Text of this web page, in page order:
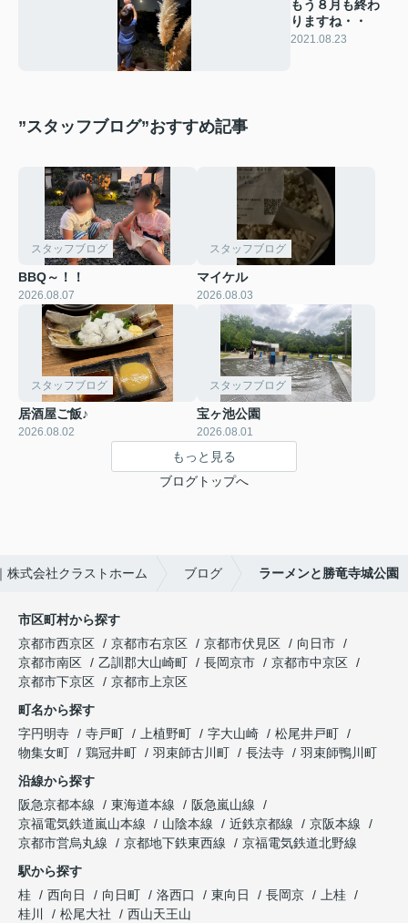
もう８月も終わ
りますね・・
2021.08.23
”スタッフブログ”おすすめ記事
スタッフブログ
BBQ～！！
2026.08.07
スタッフブログ
マイケル
2026.08.03
スタッフブログ
居酒屋ご飯♪
2026.08.02
スタッフブログ
宝ヶ池公園
2026.08.01
もっと見る
ブログトップへ
株式会社クラストホーム ブログ ラーメンと勝竜寺城公園
市区町村から探す
京都市西京区
京都市右京区 京都市伏見区
向日市
京都市南区
乙訓郡大山崎町 長岡京市
京都市中京区
京都市下京区
京都市上京区
町名から探す
字円明寺
寺戸町 上植野町 字大山崎
松尾井戸町
物集女町
鶏冠井町 羽束師古川町 長法寺
羽束師鴨川町
沿線から探す
阪急京都本線
東海道本線
阪急嵐山線
京福電気鉄道嵐山本線
山陰本線 近鉄京都線
京阪本線
京都市営烏丸線
京都地下鉄東西線
京福電気鉄道北野線
駅から探す
桂
西向日 向日町 洛西口 東向日 長岡京
上桂
桂川
松尾大社 西山天王山